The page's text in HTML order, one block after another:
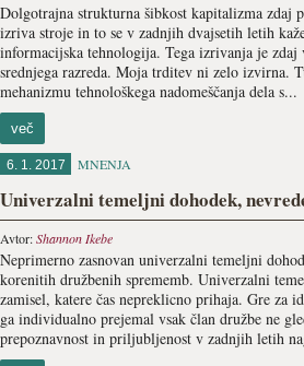
Dolgotrajna strukturna šibkost kapitalizma zdaj
izriva stroje in to se v zadnjih dvajsetih letih
informacijska tehnologija. Tega izrivanja je zdaj
srednjega razreda. Moja trditev ni zelo izvirna.
mehanizmu tehnološkega nadomeščanja dela s...
več
6. 1. 2017 MNENJA
Univerzalni temeljni dohodek,
Avtor:Shannon Ikebe
Neprimerno zasnovan univerzalni temeljni
korenitih družbenih sprememb. Univerzalni
zamisel, katere čas nepreklicno prihaja. Gre za
ga individualno prejemal vsak član družbe ne
prepoznavnost in priljubljenost v zadnjih letih